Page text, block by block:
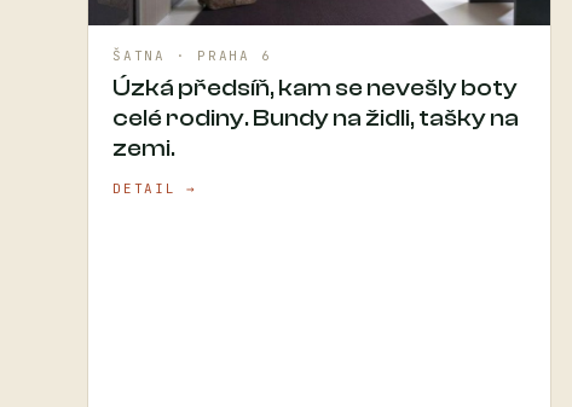
ŠATNA · PRAHA 6
Úzká předsíň, kam se nevešly boty
celé rodiny. Bundy na židli, tašky na
zemi.
DETAIL →